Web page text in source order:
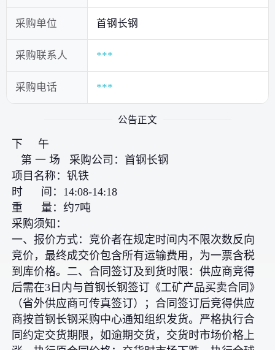
采购单位 首钢长钢
采购联系人 ***
采购电话 ***
公告正文
下 午
第 一 场 采购公司：首钢长钢
项目名称：钒铁
时 间：14:08-14:18
重 量：约7吨
采购须知：
一、报价方式：竞价者在规定时间内不限次数反向
竞价，最终成交价包含所有运输费用，为一票含税
到库价格。二、合同签订及到货时限：供应商竞得
后需在3日内与首钢长钢签订《工矿产品买卖合同》
（省外供应商可传真签订）；合同签订后竞得供应
商按首钢长钢采购中心通知组织发货。严格执行合
同约定交货期限，如逾期交货，交货时市场价格上